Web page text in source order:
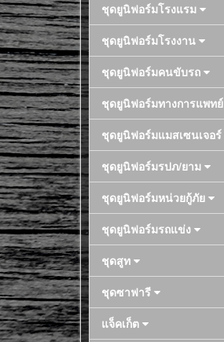
ชุดยูนิฟอร์มโรงแรม
ชุดยูนิฟอร์มโรงงาน
ชุดยูนิฟอร์มคนขับรถ
ชุดยูนิฟอร์มทางการแพทย์
ชุดยูนิฟอร์มแมสเซนเจอร์
ชุดยูนิฟอร์มรปภ/ยาม
ชุดยูนิฟอร์มหน่วยกู้ภัย
ชุดยูนิฟอร์มรถแข่ง
ชุดสูท
ชุดซาฟารี
แจ็คเก็ต